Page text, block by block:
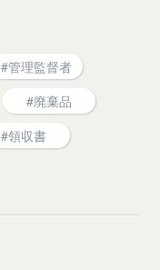
#管理監督者
#廃棄品
#領収書